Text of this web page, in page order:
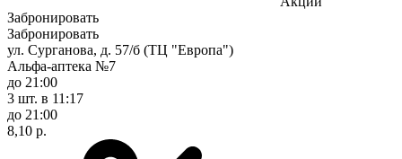
Забронировать
Забронировать
ул. Сурганова, д. 57/б (ТЦ "Европа")
Альфа-аптека №7
до 21:00
3 шт. в 11:17
до 21:00
8,10 р.